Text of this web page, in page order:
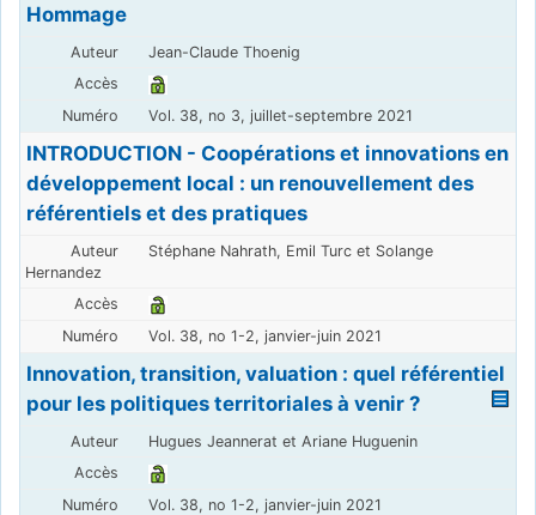
Hommage
Jean-Claude Thoenig
Vol. 38, no 3, juillet-septembre 2021
INTRODUCTION - Coopérations et innovations en
développement local : un renouvellement des
référentiels et des pratiques
Stéphane Nahrath, Emil Turc et Solange
Hernandez
Vol. 38, no 1-2, janvier-juin 2021
Innovation, transition, valuation : quel référentiel
pour les politiques territoriales à venir ?
Hugues Jeannerat et Ariane Huguenin
Vol. 38, no 1-2, janvier-juin 2021